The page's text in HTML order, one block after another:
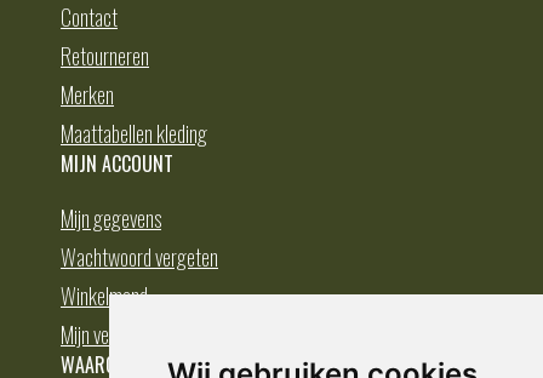
Contact
Retourneren
Merken
Maattabellen kleding
MIJN ACCOUNT
Mijn gegevens
Wachtwoord vergeten
Winkelmand
Mijn verlanglijst
WAAROM BESTELLEN BIJ DEDUMP.NL